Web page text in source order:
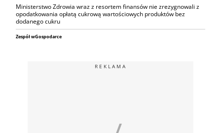
Ministerstwo Zdrowia wraz z resortem finansów nie zrezygnowali z
opodatkowania opłatą cukrową wartościowych produktów bez
dodanego cukru
Zespół wGospodarce
REKLAMA